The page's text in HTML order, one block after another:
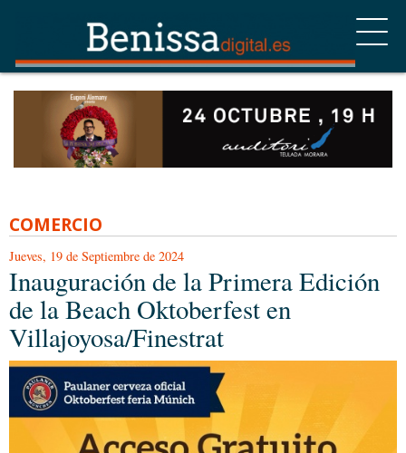
COMERCIO
Jueves, 19 de Septiembre de 2024
Inauguración de la Primera Edición
de la Beach Oktoberfest en
Villajoyosa/Finestrat